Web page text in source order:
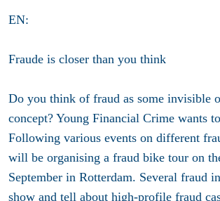
EN:
Fraude is closer than you think
Do you think of fraud as some invisible
concept? Young Financial Crime wants
Following various events on different
will be organising a fraud bike tour on
September in Rotterdam. Several fraud
show and tell about high-profile fraud